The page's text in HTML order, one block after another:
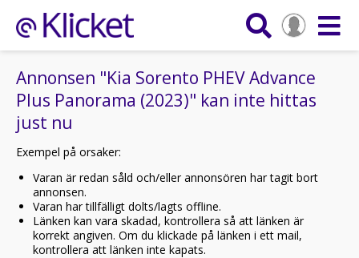
Annonsen "Kia Sorento PHEV Advance
Plus Panorama (2023)" kan inte hittas
just nu
Exempel på orsaker:
Varan är redan såld och/eller annonsören har tagit bort
annonsen.
Varan har tillfälligt dolts/lagts offline.
Länken kan vara skadad, kontrollera så att länken är
korrekt angiven. Om du klickade på länken i ett mail,
kontrollera att länken inte kapats.